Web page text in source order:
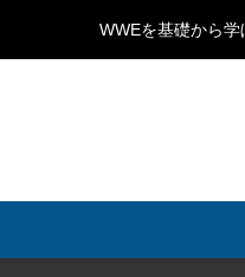
WWEを基礎から学